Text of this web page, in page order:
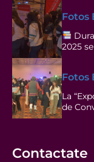
Fotos
2025
Fotos
La
de
Contactate